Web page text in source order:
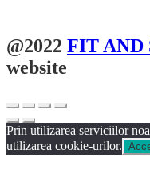
@2022 FIT AND
website
Prin utilizarea serviciilor
utilizarea cookie-urilor.